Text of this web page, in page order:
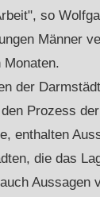
so
Männer
Monaten.
der
Prozess
enthalten
die das
Aussagen